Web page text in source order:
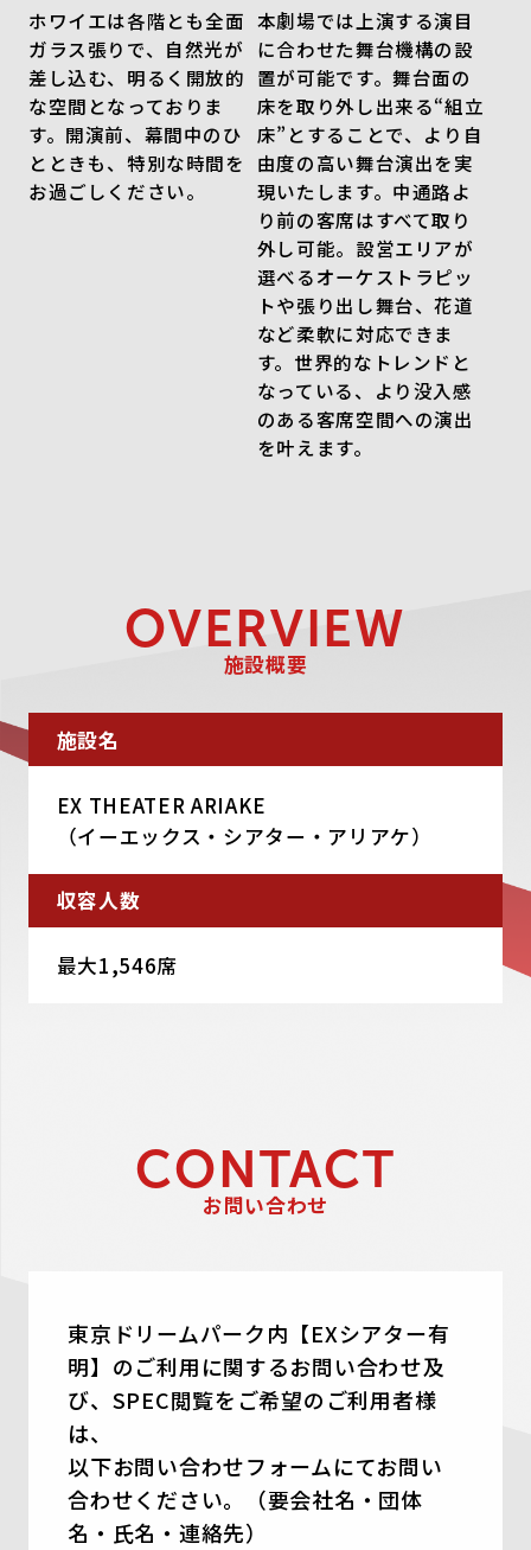
ホワイエは各階とも全面
ガラス張りで、自然光が
差し込む、明るく開放的
な空間となっておりま
す。開演前、幕間中のひ
とときも、特別な時間を
お過ごしください。
本劇場では上演する演目
に合わせた舞台機構の設
置が可能です。舞台面の
床を取り外し出来る“組立
床”とすることで、より自
由度の高い舞台演出を実
現いたします。中通路よ
り前の客席はすべて取り
外し可能。設営エリアが
選べるオーケストラピッ
トや張り出し舞台、花道
など柔軟に対応できま
す。世界的なトレンドと
なっている、より没入感
のある客席空間への演出
を叶えます。
OVERVIEW
施設概要
施設名
EX THEATER ARIAKE
（イーエックス・シアター・アリアケ）
収容人数
最大1,546席
CONTACT
お問い合わせ
東京ドリームパーク内【EXシアター有
明】のご利用に関するお問い合わせ及
び、SPEC閲覧をご希望のご利用者様
は、
以下お問い合わせフォームにてお問い
合わせください。（要会社名・団体
名・氏名・連絡先）